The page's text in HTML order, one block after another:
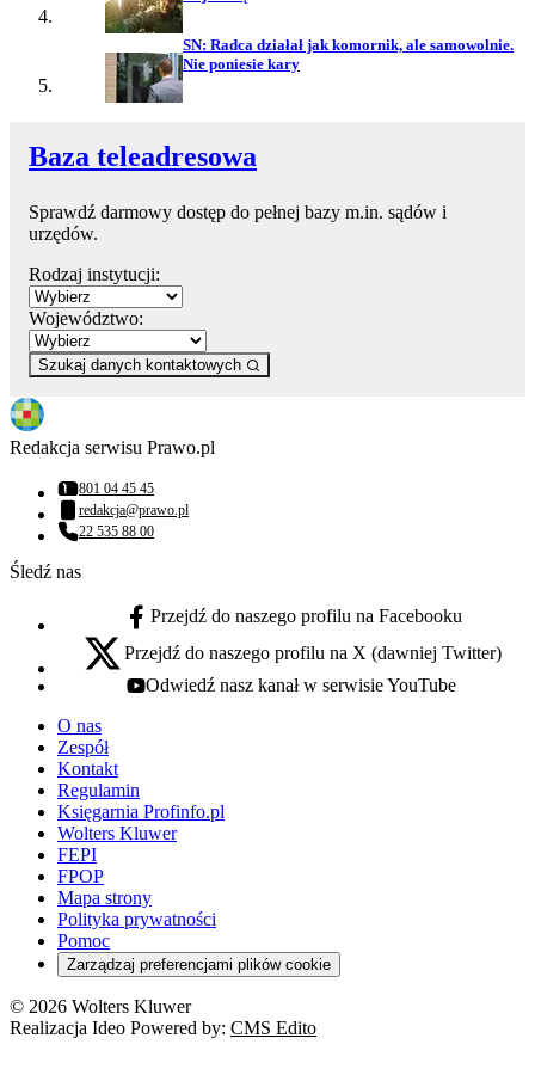
SN: Radca działał jak komornik, ale samowolnie.
Nie poniesie kary
Baza teleadresowa
Sprawdź darmowy dostęp do pełnej bazy m.in. sądów i
urzędów.
Rodzaj instytucji:
Województwo:
Szukaj danych kontaktowych
Redakcja serwisu Prawo.pl
Numer telefonu:
801 04 45 45
Adres email:
redakcja@prawo.pl
Numer telefonu:
22 535 88 00
Śledź nas
facebook - otwiera się w nowej karcie
Przejdź do naszego profilu na Facebooku
x - otwiera się w nowej karcie
Przejdź do naszego profilu na X (dawniej Twitter)
youtube - otwiera się w nowej karcie
Odwiedź nasz kanał w serwisie YouTube
O nas
Zespół
Kontakt
Regulamin
Księgarnia Profinfo.pl
Wolters Kluwer
FEPI
FPOP
Mapa strony
Polityka prywatności
Pomoc
Zarządzaj preferencjami plików cookie
© 2026 Wolters Kluwer
Realizacja Ideo Powered by: CMS Edito